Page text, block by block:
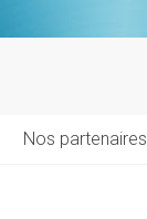
Nos partenaires